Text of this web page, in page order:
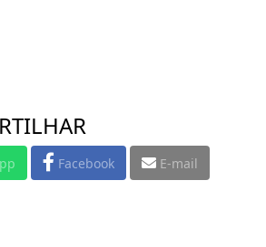
Facebook E-mail